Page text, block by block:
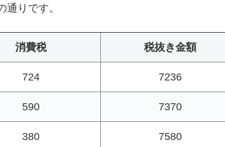
りです。
消費税 税抜き金額
724 7236
590 7370
380 7580